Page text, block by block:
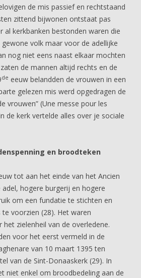
de mis passief en rechtstaand
zittend bijwonen ontstaat pas
al kerkbanken bestonden waren die
volk maar voor de adellijke
nog niet eens naast elkaar mochten
de mannen altijd rechts en de
de eeuw belandden de vrouwen in een
gelezen mis werd opgedragen de
vrouwen” (Une messe pour les
de kerk vertelde alles over je sociale
en broodteken
tot aan het einde van het Ancien
hogere burgerij en hogere
om een fundatie te stichten en
voorzien (28). Het waren
het zielenheil van de overledene.
voor het eerst vermeld in de
van 10 maart 1395 ten
van de Sint-Donaaskerk (29). In
niet enkel om broodbedeling aan de